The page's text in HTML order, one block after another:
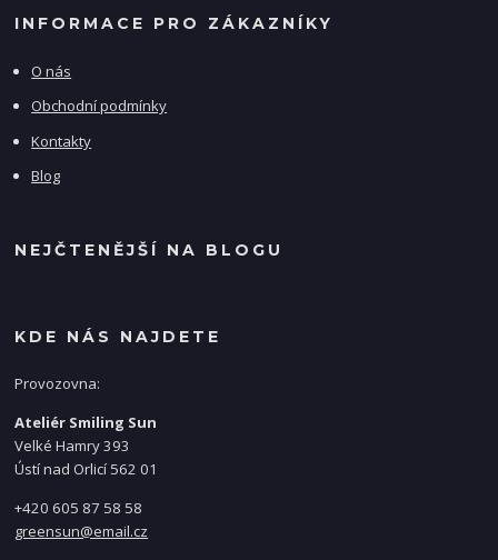
INFORMACE PRO ZÁKAZNÍKY
O nás
Obchodní podmínky
Kontakty
Blog
NEJČTENĚJŠÍ NA BLOGU
KDE NÁS NAJDETE
Provozovna:
Ateliér Smiling Sun
Velké Hamry 393
Ústí nad Orlicí 562 01
+420 605 87 58 58
greensun@email.cz